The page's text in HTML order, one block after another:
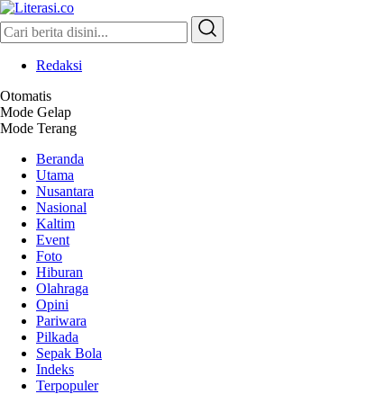
Literasi.co
Pilar Informasi
Redaksi
Otomatis
Mode Gelap
Mode Terang
Beranda
Utama
Nusantara
Nasional
Kaltim
Event
Foto
Hiburan
Olahraga
Opini
Pariwara
Pilkada
Sepak Bola
Indeks
Terpopuler